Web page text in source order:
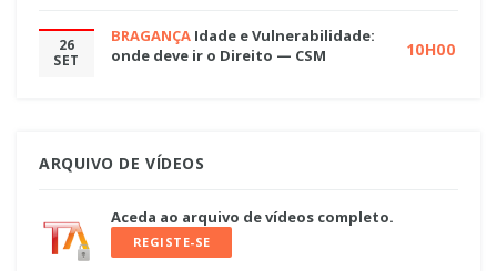
26
SET
BRAGANÇA Idade e Vulnerabilidade:
onde deve ir o Direito — CSM
10H00
ARQUIVO DE VÍDEOS
Aceda ao arquivo de vídeos completo.
REGISTE-SE